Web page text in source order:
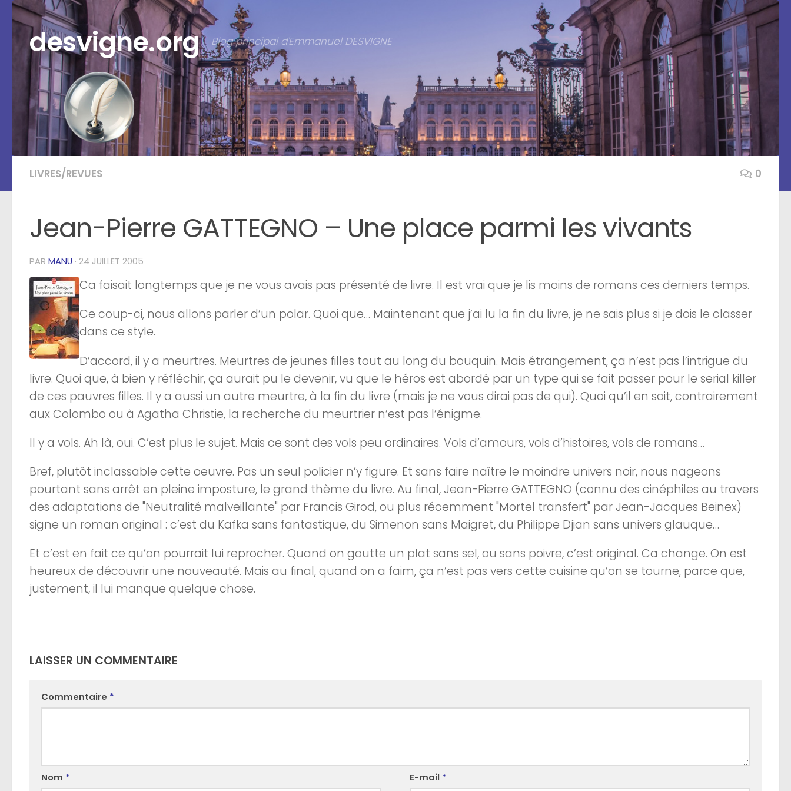
Skip to content
desvigne.org Blog principal d'Emmanuel DESVIGNE
LIVRES/REVUES 0
Jean-Pierre GATTEGNO – Une place parmi les vivants
PAR MANU · 24 JUILLET 2005
Ca faisait longtemps que je ne vous avais pas présenté de livre. Il est vrai que je lis moins de romans ces derniers temps.
Ce coup-ci, nous allons parler d’un polar. Quoi que… Maintenant que j’ai lu la fin du livre, je ne sais plus si je dois le classer
dans ce style.
D’accord, il y a meurtres. Meurtres de jeunes filles tout au long du bouquin. Mais étrangement, ça n’est pas l’intrigue du
livre. Quoi que, à bien y réfléchir, ça aurait pu le devenir, vu que le héros est abordé par un type qui se fait passer pour le serial killer
de ces pauvres filles. Il y a aussi un autre meurtre, à la fin du livre (mais je ne vous dirai pas de qui). Quoi qu’il en soit, contrairement
aux Colombo ou à Agatha Christie, la recherche du meurtrier n’est pas l’énigme.
Il y a vols. Ah là, oui. C’est plus le sujet. Mais ce sont des vols peu ordinaires. Vols d’amours, vols d’histoires, vols de romans…
Bref, plutôt inclassable cette oeuvre. Pas un seul policier n’y figure. Et sans faire naître le moindre univers noir, nous nageons
pourtant sans arrêt en pleine imposture, le grand thème du livre. Au final, Jean-Pierre GATTEGNO (connu des cinéphiles au travers
des adaptations de "Neutralité malveillante" par Francis Girod, ou plus récemment "Mortel transfert" par Jean-Jacques Beinex)
signe un roman original : c’est du Kafka sans fantastique, du Simenon sans Maigret, du Philippe Djian sans univers glauque…
Et c’est en fait ce qu’on pourrait lui reprocher. Quand on goutte un plat sans sel, ou sans poivre, c’est original. Ca change. On est
heureux de découvrir une nouveauté. Mais au final, quand on a faim, ça n’est pas vers cette cuisine qu’on se tourne, parce que,
justement, il lui manque quelque chose.
LAISSER UN COMMENTAIRE
Commentaire *
Nom * E-mail *